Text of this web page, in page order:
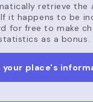
retrieve the
it happens to be
for free to make
as a bonus.
your place's